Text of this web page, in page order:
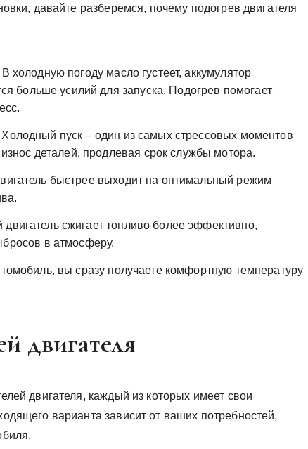
давайте разберемся, почему подогрев двигателя
В холодную погоду масло густеет, аккумулятор
больше усилий для запуска. Подогрев помогает
Холодный пуск – один из самых стрессовых моментов
деталей, продлевая срок службы мотора.
быстрее выходит на оптимальный режим
двигатель сжигает топливо более эффективно,
в атмосферу.
вы сразу получаете комфортную температуру
двигателя
двигателя, каждый из которых имеет свои
варианта зависит от ваших потребностей,